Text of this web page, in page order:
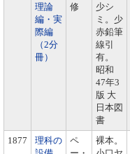
理論
編・実
際編
（2分
冊）
修
少シ
ミ。少
赤鉛筆
線引
有。
昭和
47年3
版 大
日本図
書
1877
理科の
ペ
裸本。